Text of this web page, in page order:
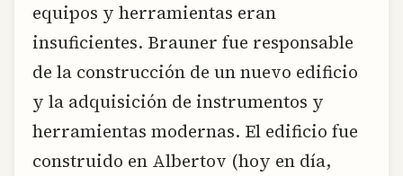
equipos y herramientas eran
insuficientes. Brauner fue responsable
de la construcción de un nuevo edificio
y la adquisición de instrumentos y
herramientas modernas. El edificio fue
construido en Albertov (hoy en día,